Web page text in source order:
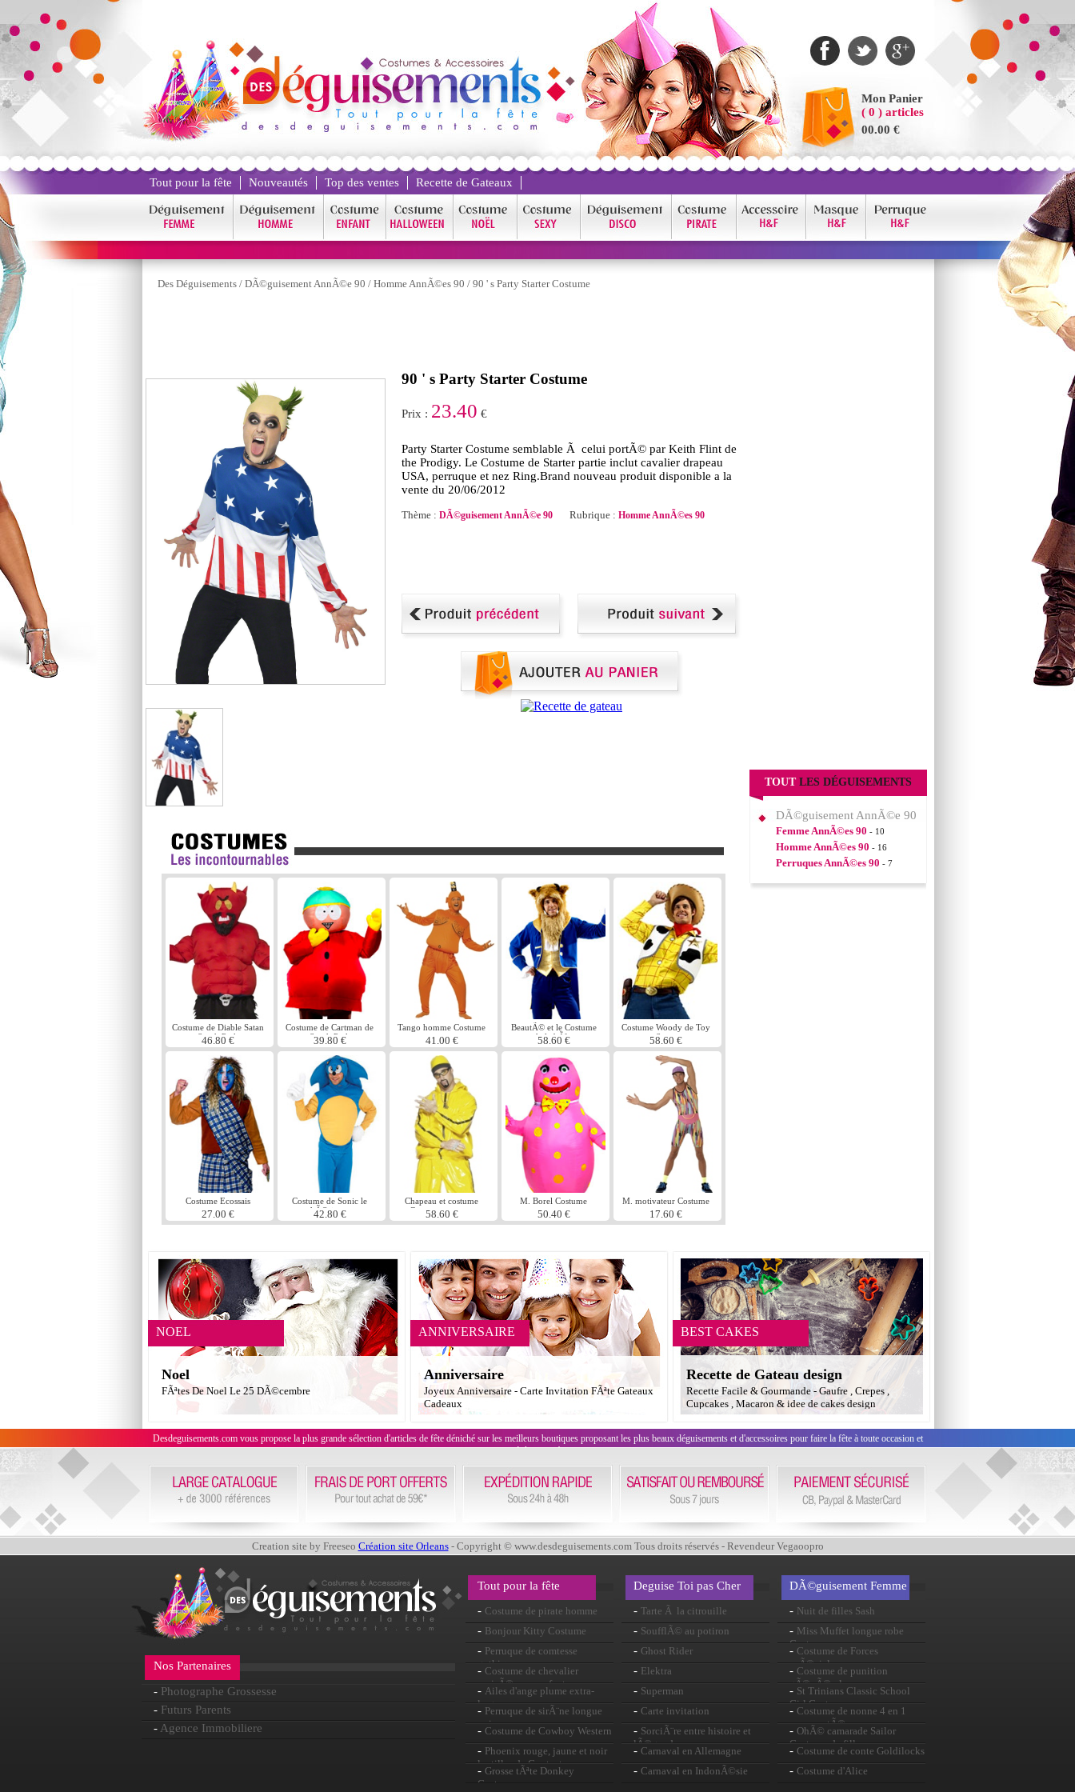
Mon Panier
( 0 ) articles
00.00 €
Tout pour la fête Nouveautés Top des ventes Recette de Gateaux
Des Déguisements / DÃ©guisement AnnÃ©e 90 / Homme AnnÃ©es 90 / 90 ' s Party Starter Costume
90 ' s Party Starter Costume
Prix : 23.40 €
Party Starter Costume semblable Ã celui portÃ© par Keith Flint de
the Prodigy. Le Costume de Starter partie inclut cavalier drapeau
USA, perruque et nez Ring.Brand nouveau produit disponible a la
vente du 20/06/2012
Thème : DÃ©guisement AnnÃ©e 90 Rubrique : Homme AnnÃ©es 90
Costume de Diable Satan
South Park
46.80 €
Costume de Cartman de
South Park
39.80 €
Tango homme Costume
41.00 €
BeautÃ© et le Costume
de la bÃªte
58.60 €
Costume Woody de Toy
Story
58.60 €
Costume Ecossais
courageux
27.00 €
Costume de Sonic le
hÃ©risson
42.80 €
Chapeau et costume
Gangster rappeur
58.60 €
M. Borel Costume
50.40 €
M. motivateur Costume
17.60 €
TOUT LES DÉGUISEMENTS
DÃ©guisement AnnÃ©e 90
Femme AnnÃ©es 90 - 10
Homme AnnÃ©es 90 - 16
Perruques AnnÃ©es 90 - 7
NOEL
Noel
FÃªtes De Noel Le 25 DÃ©cembre
ANNIVERSAIRE
Anniversaire
Joyeux Anniversaire - Carte Invitation FÃªte Gateaux
Cadeaux
BEST CAKES
Recette de Gateau design
Recette Facile & Gourmande - Gaufre , Crepes ,
Cupcakes , Macaron & idee de cakes design
Desdeguisements.com vous propose la plus grande sélection d'articles de fête déniché sur les meilleurs boutiques proposant les plus beaux déguisements et d'accessoires pour faire la fête à toute occasion et
évènement !
Creation site by Freeseo Création site Orleans- Copyright © www.desdeguisements.com Tous droits réservés - Revendeur Vegaoopro
Nos Partenaires
- Photographe Grossesse
- Futurs Parents
- Agence Immobiliere
Tout pour la fête
- Costume de pirate homme
- Bonjour Kitty Costume
- Perruque de comtesse
gothique
- Costume de chevalier
croisÃ© pour enfants
- Ailes d'ange plume extra-
large
- Perruque de sirÃ¨ne longue
noir
- Costume de Cowboy Western
- Phoenix rouge, jaune et noir
lentilles de Contact
- Grosse tÃªte Donkey
Costume
Deguise Toi pas Cher
- Tarte Ã la citrouille
- SoufflÃ© au potiron
- Ghost Rider
- Elektra
- Superman
- Carte invitation
- SorciÃ¨re entre histoire et
lÃ©gendes
- Carnaval en Allemagne
- Carnaval en IndonÃ©sie
DÃ©guisement Femme
- Nuit de filles Sash
- Miss Muffet longue robe
Costume
- Costume de Forces
spÃ©ciales
- Costume de punition
gÃ©nÃ©rale
- St Trinians Classic School
Girl Costume
- Costume de nonne 4 en 1
nouveautÃ©
- OhÃ© camarade Sailor
Costume de fille
- Costume de conte Goldilocks
- Costume d'Alice